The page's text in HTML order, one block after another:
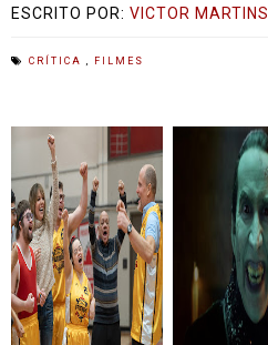
ESCRITO POR: VICTOR MARTINS
CRÍTICA , FILMES